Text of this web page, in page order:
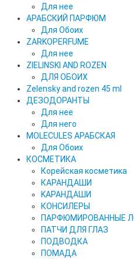
Для нее
АРАБСКИЙ ПАРФЮМ
Для Обоих
ZARKOPERFUME
Для нее
ZIELINSKI AND ROZEN
ДЛЯ ОБОИХ
Zelensky and rozen 45 ml
ДЕЗОДОРАНТЫ
Для нее
Для него
MOLECULES АРАБСКАЯ
Для Обоих
КОСМЕТИКА
Корейская косметика
КАРАНДAШИ
KAPAHДАШИ
КОНСИЛЕРЫ
ПАРФЮМИРОВАННЫЕ
ПАТЧИ ДЛЯ ГЛАЗ
ПОДВОДКА
ПОМАДА